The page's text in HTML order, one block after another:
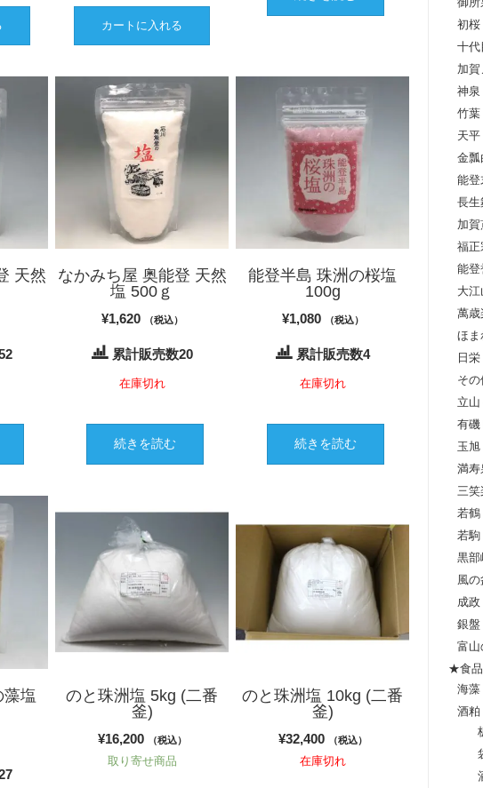
カートに入れる
天然
なかみち屋 奥能登 天然
塩 500ｇ
¥1,620 （税込）
累計販売数20
在庫切れ
続きを読む
能登半島 珠洲の桜塩
100g
¥1,080 （税込）
累計販売数4
在庫切れ
続きを読む
塩
のと珠洲塩 5kg (二番
釜)
¥16,200 （税込）
取り寄せ商品
のと珠洲塩 10kg (二番
釜)
¥32,400 （税込）
在庫切れ
初桜
十代
加賀
神泉
竹葉
天平
金瓢
能登
長
加賀
福正
能登
大江
萬歳
ほま
日
その
立
有磯
玉旭
満寿
三笑
若鶴
若駒
黒部
風の
成政
銀盤
富山
★食品
海藻
酒粕